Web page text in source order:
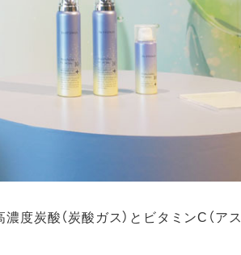
度炭酸（炭酸ガス）とビタミンC（アス